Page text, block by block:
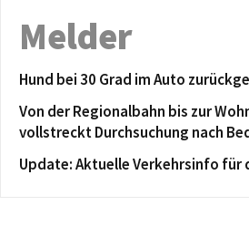
Melder
Hund bei 30 Grad im Auto
Von der Regionalbahn bis zur
vollstreckt Durchsuchung nach
Update: Aktuelle Verkehrsinfo für